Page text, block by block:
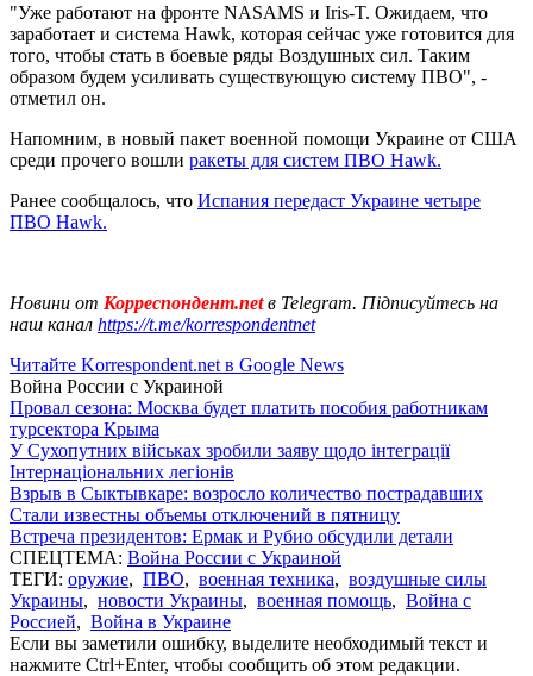
"Уже работают на фронте NASAMS и Iris-T. Ожидаем, что
заработает и система Hawk, которая сейчас уже готовится для
того, чтобы стать в боевые ряды Воздушных сил. Таким
образом будем усиливать существующую систему ПВО", -
отметил он.
Напомним, в новый пакет военной помощи Украине от США
среди прочего вошли ракеты для систем ПВО Hawk.
Ранее сообщалось, что Испания передаст Украине четыре
ПВО Hawk.
Новини от Корреспондент.netв Telegram. Підписуйтесь на
наш канал https://t.me/korrespondentnet
Читайте Korrespondent.net в Google News
Война России с Украиной
Провал сезона: Москва будет платить пособия работникам
турсектора Крыма
У Сухопутних військах зробили заяву щодо інтеграції
Інтернаціональних легіонів
Взрыв в Сыктывкаре: возросло количество пострадавших
Стали известны объемы отключений в пятницу
Встреча президентов: Ермак и Рубио обсудили детали
СПЕЦТЕМА: Война России с Украиной
ТЕГИ: оружие, ПВО, военная техника, воздушные силы
Украины, новости Украины, военная помощь, Война с
Россией, Война в Украине
Если вы заметили ошибку, выделите необходимый текст и
нажмите Ctrl+Enter, чтобы сообщить об этом редакции.